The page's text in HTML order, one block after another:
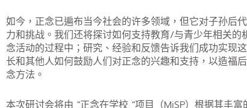
如今，正念已遍布当今社会的许多领域，但它对子孙后
力和挑战。我们还将探讨如何支持教育/与青少年相关
念活动的过程中；研究、经验和反馈告诉我们成功实现
长和其他人如何鼓励人们对正念的兴趣和支持，以造福
念方法。